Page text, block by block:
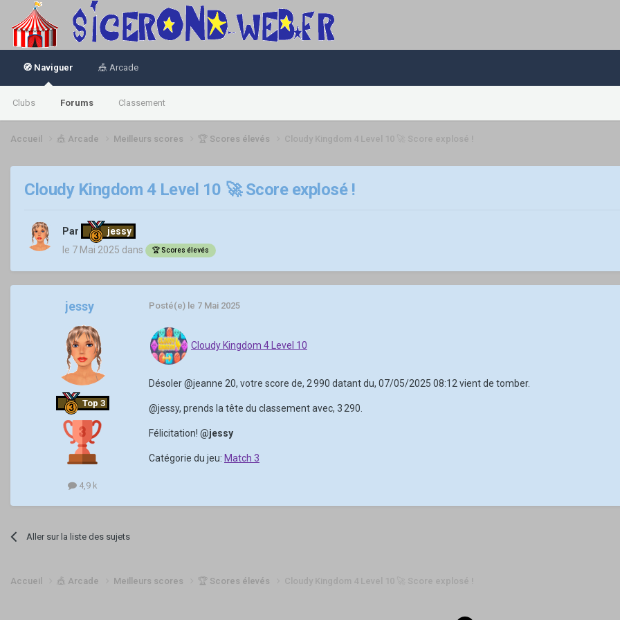
🧭 Naviguer
Clubs Forums Classement
🎪 Arcade
Accueil 🎪 Arcade Meilleurs scores 🏆 Scores élevés Cloudy Kingdom 4 Level 10 🚀 Score explosé !
Cloudy Kingdom 4 Level 10 🚀 Score explosé !
Par
jessy
le 7 Mai 2025 dans 🏆 Scores élevés
jessy
Top 3
4,9 k
Posté(e) le 7 Mai 2025
Cloudy Kingdom 4 Level 10
Désoler@jeanne 20, votre score de, 2 990 datant du, 07/05/2025 08:12 vient de tomber.
@jessy, prends la tête du classement avec, 3 290.
Félicitation! @jessy
Catégorie du jeu: Match 3
Aller sur la liste des sujets
Accueil 🎪 Arcade Meilleurs scores 🏆 Scores élevés Cloudy Kingdom 4 Level 10 🚀 Score explosé !